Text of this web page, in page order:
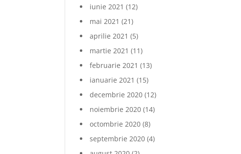
iunie 2021 (12)
mai 2021 (21)
aprilie 2021 (5)
martie 2021 (11)
februarie 2021 (13)
ianuarie 2021 (15)
decembrie 2020 (12)
noiembrie 2020 (14)
octombrie 2020 (8)
septembrie 2020 (4)